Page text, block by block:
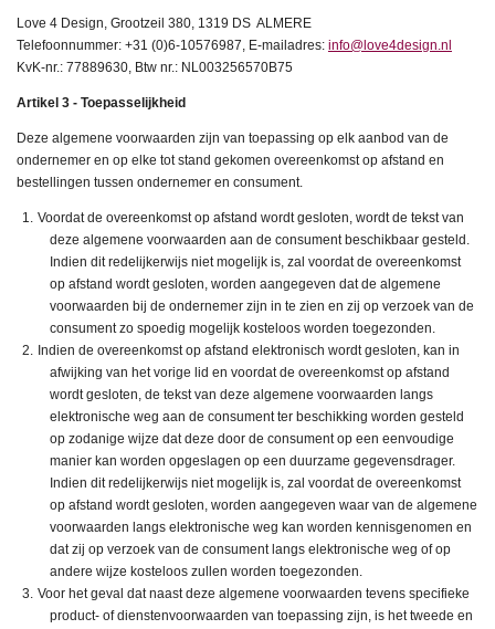
Love 4 Design, Grootzeil 380, 1319 DS ALMERE
Telefoonnummer: +31 (0)6-10576987, E-mailadres: info@love4design.nl
KvK-nr.: 77889630, Btw nr.: NL003256570B75
Artikel 3 - Toepasselijkheid
Deze algemene voorwaarden zijn van toepassing op elk aanbod van de
ondernemer en op elke tot stand gekomen overeenkomst op afstand en
bestellingen tussen ondernemer en consument.
Voordat de overeenkomst op afstand wordt gesloten, wordt de tekst van
deze algemene voorwaarden aan de consument beschikbaar gesteld.
Indien dit redelijkerwijs niet mogelijk is, zal voordat de overeenkomst
op afstand wordt gesloten, worden aangegeven dat de algemene
voorwaarden bij de ondernemer zijn in te zien en zij op verzoek van de
consument zo spoedig mogelijk kosteloos worden toegezonden.
Indien de overeenkomst op afstand elektronisch wordt gesloten, kan in
afwijking van het vorige lid en voordat de overeenkomst op afstand
wordt gesloten, de tekst van deze algemene voorwaarden langs
elektronische weg aan de consument ter beschikking worden gesteld
op zodanige wijze dat deze door de consument op een eenvoudige
manier kan worden opgeslagen op een duurzame gegevensdrager.
Indien dit redelijkerwijs niet mogelijk is, zal voordat de overeenkomst
op afstand wordt gesloten, worden aangegeven waar van de algemene
voorwaarden langs elektronische weg kan worden kennisgenomen en
dat zij op verzoek van de consument langs elektronische weg of op
andere wijze kosteloos zullen worden toegezonden.
Voor het geval dat naast deze algemene voorwaarden tevens specifieke
product- of dienstenvoorwaarden van toepassing zijn, is het tweede en